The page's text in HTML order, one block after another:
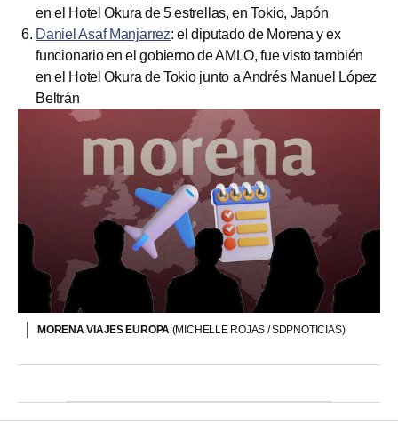
en el Hotel Okura de 5 estrellas, en Tokio, Japón
Daniel Asaf Manjarrez: el diputado de Morena y ex
funcionario en el gobierno de AMLO, fue visto también
en el Hotel Okura de Tokio junto a Andrés Manuel López
Beltrán
MORENA VIAJES EUROPA (MICHELLE ROJAS / SDPNOTICIAS)